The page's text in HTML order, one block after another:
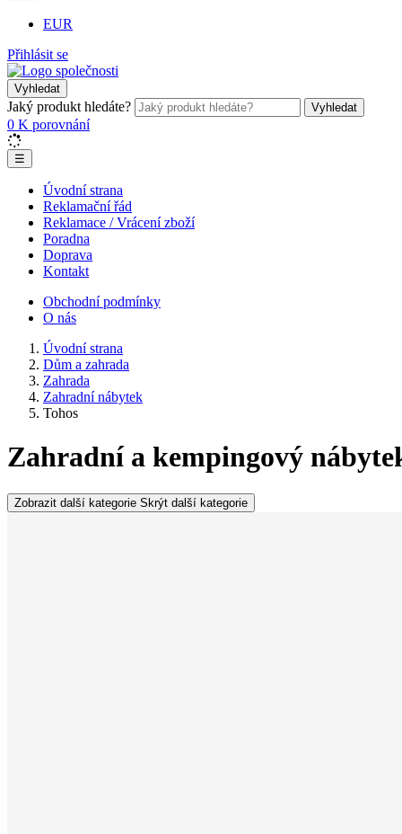
EUR
Přihlásit se
Vyhledat
Jaký produkt hledáte? Vyhledat
0 K porovnání
☰
Úvodní strana
Reklamační řád
Reklamace / Vrácení zboží
Poradna
Doprava
Kontakt
Obchodní podmínky
O nás
Úvodní strana
Dům a zahrada
Zahrada
Zahradní nábytek
Tohos
Zahradní a kempingový
Zobrazit další kategorie Skrýt další kategorie